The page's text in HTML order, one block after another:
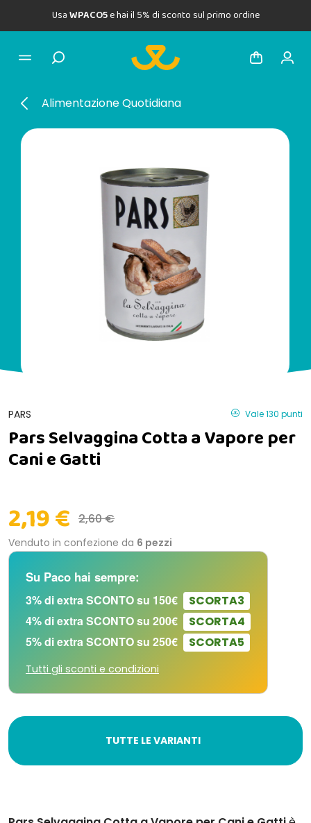
UsaWPACO5e hai il 5% di sconto sul primo ordine
Alimentazione Quotidiana
PARS Vale 130 punti
Pars Selvaggina Cotta a Vapore per
Cani e Gatti
2,19 € 2,60 €
Venduto in confezione da 6 pezzi
Su Paco hai sempre:
3% di extra SCONTO su 150€
SCORTA3
4% di extra SCONTO su 200€
SCORTA4
5% di extra SCONTO su 250€
SCORTA5
Tutti gli sconti e condizioni
TUTTE LE VARIANTI